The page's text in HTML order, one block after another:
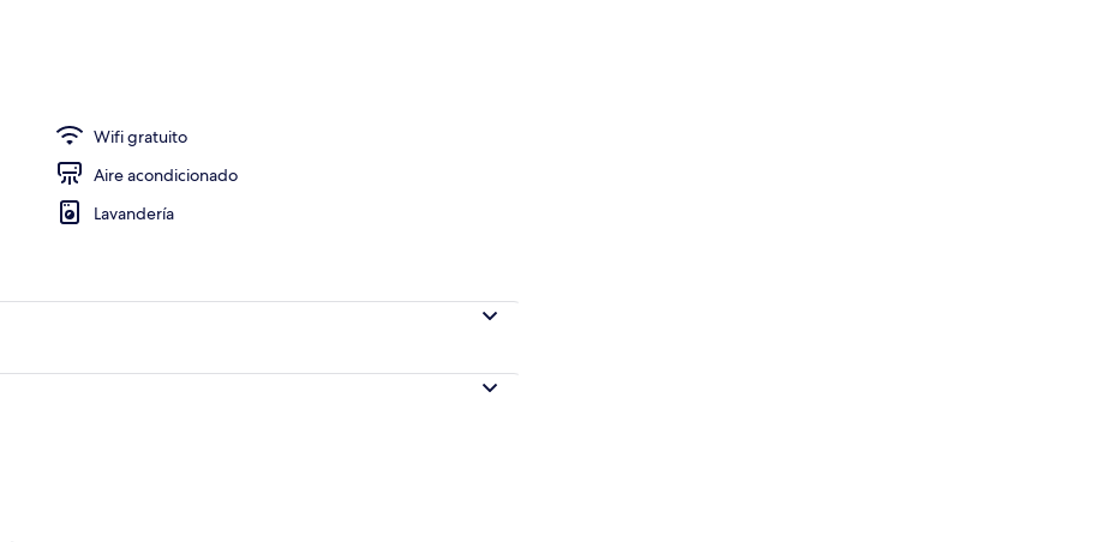
Wifi gratuito
Aire acondicionado
Lavandería